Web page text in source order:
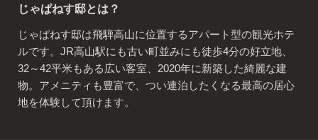
じゃぱねす邸とは？
じゃぱねす邸は飛騨高山に位置するアパート型の観光ホテ
ルです。JR高山駅にも古い町並みにも徒歩4分の好立地、
32～42平米もある広い客室、2020年に新築した綺麗な建
物。アメニティも豊富で、つい連泊したくなる最高の居心
地を体験して頂けます。